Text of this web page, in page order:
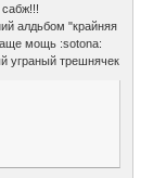
алдьбом "крайняя
мощь :sotona:
уграный трешнячек